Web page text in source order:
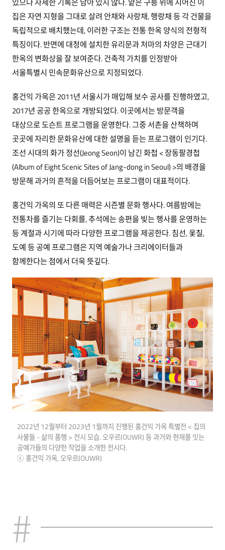
있으나 자세한 기록은 남아 있지 않다. 얕은 구릉 위에 지어진 이
집은 자연 지형을 그대로 살려 안채와 사랑채, 행랑채 등 각 건물을
독립적으로 배치했는데, 이러한 구조는 전통 한옥 양식의 전형적
특징이다. 반면에 대청에 설치한 유리문과 처마의 차양은 근대기
한옥의 변화상을 잘 보여준다. 건축적 가치를 인정받아
서울특별시 민속문화유산으로 지정되었다.
홍건익 가옥은 2011년 서울시가 매입해 보수 공사를 진행하였고,
2017년 공공 한옥으로 개방되었다. 이곳에서는 방문객을
대상으로 도슨트 프로그램을 운영한다. 그중 서촌을 산책하며
곳곳에 자리한 문화유산에 대한 설명을 듣는 프로그램이 인기다.
조선 시대의 화가 정선(Jeong Seon)이 남긴 화첩 < 장동팔경첩
(Album of Eight Scenic Sites of Jang-dong in Seoul) >의 배경을
방문해 과거의 흔적을 더듬어보는 프로그램이 대표적이다.
홍건익 가옥의 또 다른 매력은 시즌별 문화 행사다. 여름밤에는
전통차를 즐기는 다회를, 추석에는 송편을 빚는 행사를 운영하는
등 계절과 시기에 따라 다양한 프로그램을 제공한다. 침선, 옻칠,
도예 등 공예 프로그램은 지역 예술가나 크리에이터들과
함께한다는 점에서 더욱 뜻깊다.
2022년 12월부터 2023년 1월까지 진행된 홍건익 가옥 특별전 < 집의
사물들 - 삶의 품행 > 전시 모습. 오우르(OUWR) 등 과거와 현재를 잇는
공예가들의 다양한 작업을 소개한 전시다.
ⓒ 홍건익 가옥, 오우르(OUWR)